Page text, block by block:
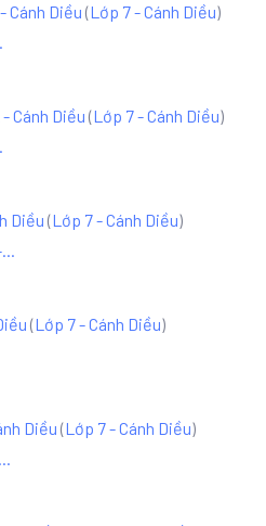
Cánh Diều (Lớp 7 - Cánh Diều)
Cánh Diều (Lớp 7 - Cánh Diều)
Diều (Lớp 7 - Cánh Diều)
(Lớp 7 - Cánh Diều)
Diều (Lớp 7 - Cánh Diều)